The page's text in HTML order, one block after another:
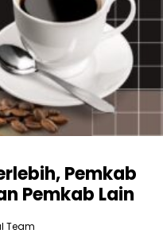
Pemkab
Pemkab Lain
Team